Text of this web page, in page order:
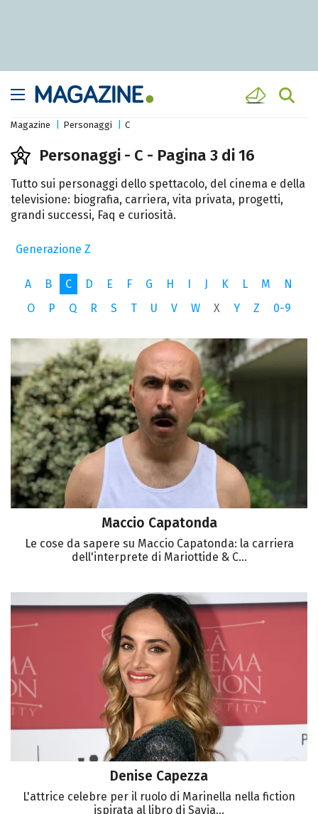
Magazine Personaggi C
Personaggi - C - Pagina 3 di 16
Tutto sui personaggi dello spettacolo, del cinema e della
televisione: biografia, carriera, vita privata, progetti,
grandi successi, Faq e curiosità.
Generazione Z
A B C D E F G H J K L M
N
O
P Q R S T U V W X Y Z 0-9
Maccio Capatonda
Le cose da sapere su Maccio Capatonda: la carriera
dell'interprete di Mariottide & C...
Denise Capezza
L'attrice celebre per il ruolo di Marinella nella fiction
ispirata al libro di Savia...